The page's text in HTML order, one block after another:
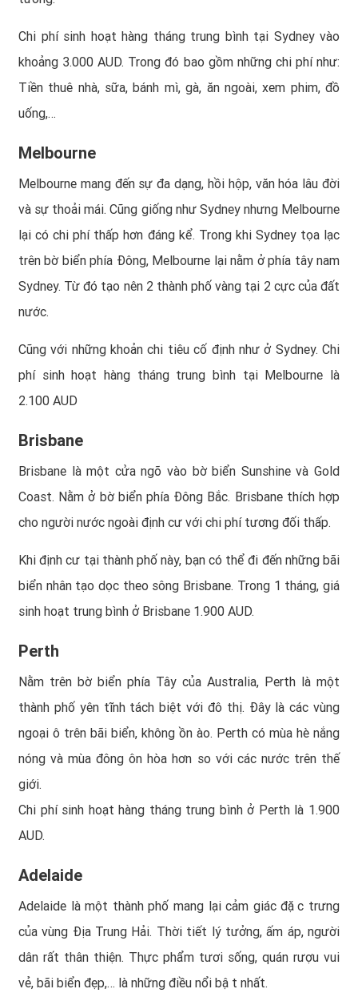
Chi phí sinh hoạt hàng tháng trung bình tại Sydney vào
khoảng 3.000 AUD. Trong đó bao gồm những chi phí như:
Tiền thuê nhà, sữa, bánh mì, gà, ăn ngoài, xem phim, đồ
uống,…
Melbourne
Melbourne mang đến sự đa dạng, hồi hộp, văn hóa lâu đời
và sự thoải mái. Cũng giống như Sydney nhưng Melbourne
lại có chi phí thấp hơn đáng kể. Trong khi Sydney tọa lạc
trên bờ biển phía Đông, Melbourne lại nằm ở phía tây nam
Sydney. Từ đó tạo nên 2 thành phố vàng tại 2 cực của đất
nước.
Cũng với những khoản chi tiêu cố định như ở Sydney. Chi
phí sinh hoạt hàng tháng trung bình tại Melbourne là
2.100 AUD
Brisbane
Brisbane là một cửa ngõ vào bờ biển Sunshine và Gold
Coast. Nằm ở bờ biển phía Đông Bắc. Brisbane thích hợp
cho người nước ngoài định cư với chi phí tương đối thấp.
Khi định cư tại thành phố này, bạn có thể đi đến những bãi
biển nhân tạo dọc theo sông Brisbane. Trong 1 tháng, giá
sinh hoạt trung bình ở Brisbane 1.900 AUD.
Perth
Nằm trên bờ biển phía Tây của Australia, Perth là một
thành phố yên tĩnh tách biệt với đô thị. Đây là các vùng
ngoại ô trên bãi biển, không ồn ào. Perth có mùa hè nắng
nóng và mùa đông ôn hòa hơn so với các nước trên thế
giới.
Chi phí sinh hoạt hàng tháng trung bình ở Perth là 1.900
AUD.
Adelaide
Adelaide là một thành phố mang lại cảm giác đặc trưng
của vùng Địa Trung Hải. Thời tiết lý tưởng, ấm áp, người
dân rất thân thiện. Thực phẩm tươi sống, quán rượu vui
vẻ, bãi biển đẹp,… là những điều nổi bật nhất.